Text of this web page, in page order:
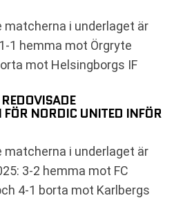
matcherna i underlaget är
1 hemma mot Örgryte
mot Helsingborgs IF
FÖR NORDIC UNITED INFÖR
matcherna i underlaget är
3-2 hemma mot FC
4-1 borta mot Karlbergs